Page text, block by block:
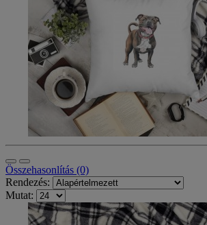
Összehasonlítás (0)
Rendezés:
Mutat: